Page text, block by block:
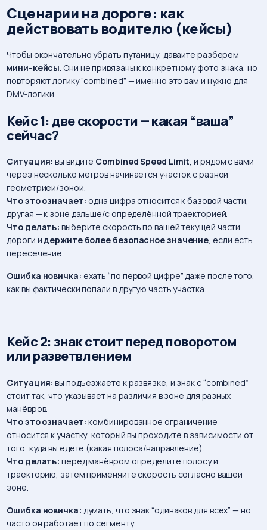
Сценарии на дороге: как
действовать водителю (кейсы)
Чтобы окончательно убрать путаницу, давайте разберём
мини‑кейсы. Они не привязаны к конкретному фото знака, но
повторяют логику “combined” — именно это вам и нужно для
DMV‑логики.
Кейc 1: две скорости — какая “ваша”
сейчас?
Ситуация: вы видите Combined Speed Limit, и рядом с вами
через несколько метров начинается участок с разной
геометрией/зоной.
Что это означает: одна цифра относится к базовой части,
другая — к зоне дальше/с определённой траекторией.
Что делать: выберите скорость по вашей текущей части
дороги и держите более безопасное значение, если есть
пересечение.
Ошибка новичка: ехать “по первой цифре” даже после того,
как вы фактически попали в другую часть участка.
Кейc 2: знак стоит перед поворотом
или разветвлением
Ситуация: вы подъезжаете к развязке, и знак с “combined”
стоит так, что указывает на различия в зоне для разных
манёвров.
Что это означает:комбинированное ограничение
относится к участку, который вы проходите в зависимости от
того, куда вы едете (какая полоса/направление).
Что делать: перед манёвром определите полосу и
траекторию, затем применяйте скорость согласно вашей
зоне.
Ошибка новичка: думать, что знак “одинаков для всех” — но
часто он работает по сегменту.